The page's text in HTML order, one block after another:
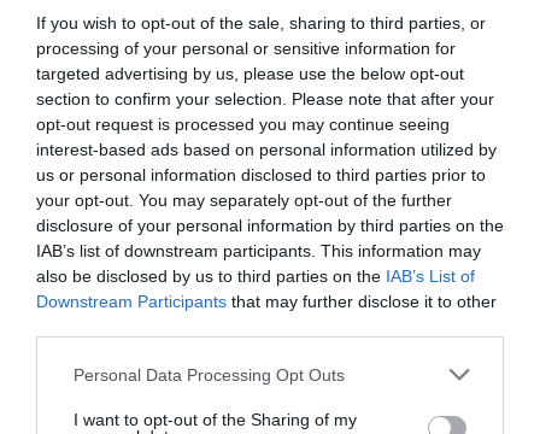
If you wish to opt-out of the sale, sharing to third parties, or
processing of your personal or sensitive information for
targeted advertising by us, please use the below opt-out
section to confirm your selection. Please note that after your
opt-out request is processed you may continue seeing
interest-based ads based on personal information utilized by
us or personal information disclosed to third parties prior to
your opt-out. You may separately opt-out of the further
disclosure of your personal information by third parties on the
IAB’s list of downstream participants. This information may
also be disclosed by us to third parties on the IAB’s List of
Downstream Participants that may further disclose it to other
Personal Data Processing Opt Outs
I want to opt-out of the Sharing of my
emblematikussága, valamint észszerűtlen
kialakítása is.
Oli Marshall, a C2O kampánymenedzsere
elmondta, az évi veszélyeztetettségi listákra
jellemző, hogy az épületek többsége az
ország északi feléből kerül ki. Hozzátette, a
műemlékvédelmi viszonyok Észak-Angliában
teljesen mások, mint például a fővárosban,
vagy egyéb, délibb elhelyezkedésű
településeken.
Steve Daniels | Wikimedia Commons